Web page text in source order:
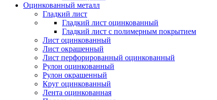
Оцинкованный металл
Гладкий лист
Гладкий лист оцинкованный
Гладкий лист с полимерным покрытием
Лист оцинкованный
Лист окрашенный
Лист перфорированный оцинкованный
Рулон оцинкованный
Рулон окрашенный
Круг оцинкованный
Лента оцинкованная